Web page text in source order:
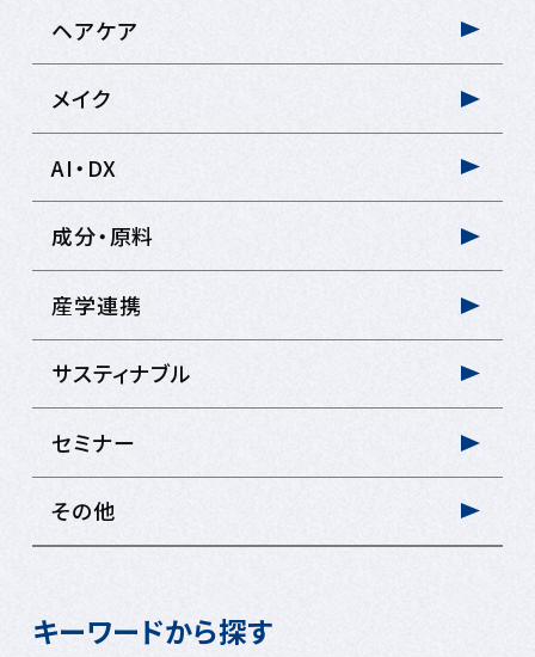
ヘアケア
メイク
AI・DX
成分・原料
産学連携
サスティナブル
セミナー
その他
キーワードから探す